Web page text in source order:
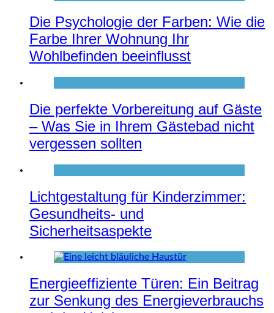
Die Psychologie der Farben: Wie die
Farbe Ihrer Wohnung Ihr
Wohlbefinden beeinflusst
Die perfekte Vorbereitung auf Gäste
– Was Sie in Ihrem Gästebad nicht
vergessen sollten
Lichtgestaltung für Kinderzimmer:
Gesundheits- und
Sicherheitsaspekte
Energieeffiziente Türen: Ein Beitrag
zur Senkung des Energieverbrauchs